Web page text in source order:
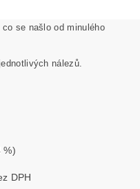
se našlo od minulého
nálezů.
%)
Kč bez DPH